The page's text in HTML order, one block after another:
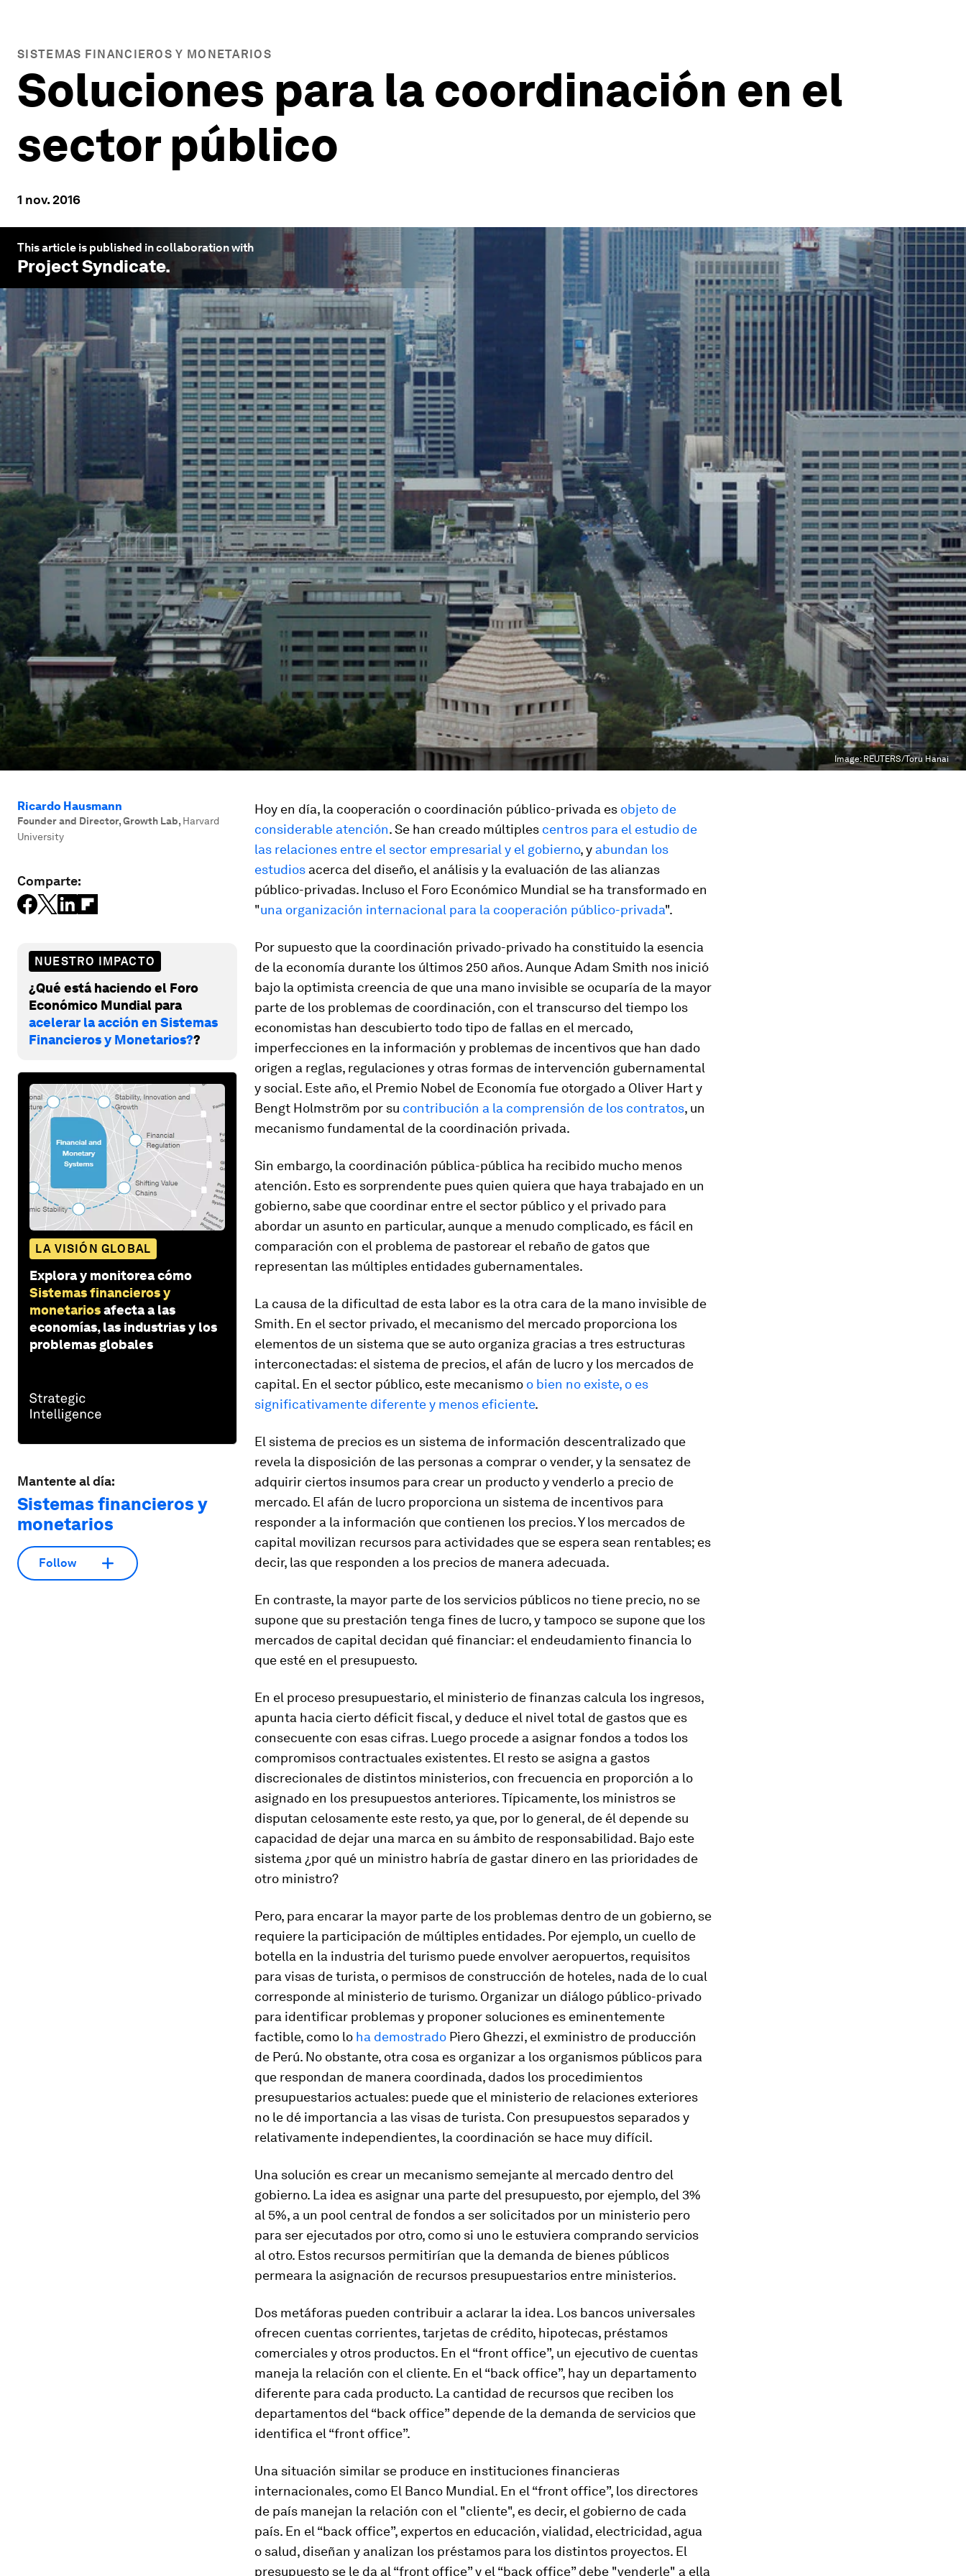
SISTEMAS FINANCIEROS Y MONETARIOS
Soluciones para la coordinación en el
sector público
1 nov. 2016
This article is published in collaboration with
Project Syndicate.
Image: REUTERS/Toru Hanai
Ricardo Hausmann
Founder and Director, Growth Lab, Harvard
University
Comparte:
NUESTRO IMPACTO
¿Qué está haciendo el Foro
Económico Mundial para
acelerar la acción en Sistemas
Financieros y Monetarios??
LA VISIÓN GLOBAL
Explora y monitorea cómo
Sistemas financieros y
monetariosafecta a las
economías, las industrias y los
problemas globales
Mantente al día:
Sistemas financieros y
monetarios
Follow
Hoy en día, la cooperación o coordinación público-privada es objeto de
considerable atención. Se han creado múltiples centros para el estudio de
las relaciones entre el sector empresarial y el gobierno, y abundan los
estudios acerca del diseño, el análisis y la evaluación de las alianzas
público-privadas. Incluso el Foro Económico Mundial se ha transformado en
"una organización internacional para la cooperación público-privada".
Por supuesto que la coordinación privado-privado ha constituido la esencia
de la economía durante los últimos 250 años. Aunque Adam Smith nos inició
bajo la optimista creencia de que una mano invisible se ocuparía de la mayor
parte de los problemas de coordinación, con el transcurso del tiempo los
economistas han descubierto todo tipo de fallas en el mercado,
imperfecciones en la información y problemas de incentivos que han dado
origen a reglas, regulaciones y otras formas de intervención gubernamental
y social. Este año, el Premio Nobel de Economía fue otorgado a Oliver Hart y
Bengt Holmström por su contribución a la comprensión de los contratos, un
mecanismo fundamental de la coordinación privada.
Sin embargo, la coordinación pública-pública ha recibido mucho menos
atención. Esto es sorprendente pues quien quiera que haya trabajado en un
gobierno, sabe que coordinar entre el sector público y el privado para
abordar un asunto en particular, aunque a menudo complicado, es fácil en
comparación con el problema de pastorear el rebaño de gatos que
representan las múltiples entidades gubernamentales.
La causa de la dificultad de esta labor es la otra cara de la mano invisible de
Smith. En el sector privado, el mecanismo del mercado proporciona los
elementos de un sistema que se auto organiza gracias a tres estructuras
interconectadas: el sistema de precios, el afán de lucro y los mercados de
capital. En el sector público, este mecanismo o bien no existe, o es
significativamente diferente y menos eficiente.
El sistema de precios es un sistema de información descentralizado que
revela la disposición de las personas a comprar o vender, y la sensatez de
adquirir ciertos insumos para crear un producto y venderlo a precio de
mercado. El afán de lucro proporciona un sistema de incentivos para
responder a la información que contienen los precios. Y los mercados de
capital movilizan recursos para actividades que se espera sean rentables; es
decir, las que responden a los precios de manera adecuada.
En contraste, la mayor parte de los servicios públicos no tiene precio, no se
supone que su prestación tenga fines de lucro, y tampoco se supone que los
mercados de capital decidan qué financiar: el endeudamiento financia lo
que esté en el presupuesto.
En el proceso presupuestario, el ministerio de finanzas calcula los ingresos,
apunta hacia cierto déficit fiscal, y deduce el nivel total de gastos que es
consecuente con esas cifras. Luego procede a asignar fondos a todos los
compromisos contractuales existentes. El resto se asigna a gastos
discrecionales de distintos ministerios, con frecuencia en proporción a lo
asignado en los presupuestos anteriores. Típicamente, los ministros se
disputan celosamente este resto, ya que, por lo general, de él depende su
capacidad de dejar una marca en su ámbito de responsabilidad. Bajo este
sistema ¿por qué un ministro habría de gastar dinero en las prioridades de
otro ministro?
Pero, para encarar la mayor parte de los problemas dentro de un gobierno, se
requiere la participación de múltiples entidades. Por ejemplo, un cuello de
botella en la industria del turismo puede envolver aeropuertos, requisitos
para visas de turista, o permisos de construcción de hoteles, nada de lo cual
corresponde al ministerio de turismo. Organizar un diálogo público-privado
para identificar problemas y proponer soluciones es eminentemente
factible, como lo ha demostrado Piero Ghezzi, el exministro de producción
de Perú. No obstante, otra cosa es organizar a los organismos públicos para
que respondan de manera coordinada, dados los procedimientos
presupuestarios actuales: puede que el ministerio de relaciones exteriores
no le dé importancia a las visas de turista. Con presupuestos separados y
relativamente independientes, la coordinación se hace muy difícil.
Una solución es crear un mecanismo semejante al mercado dentro del
gobierno. La idea es asignar una parte del presupuesto, por ejemplo, del 3%
al 5%, a un pool central de fondos a ser solicitados por un ministerio pero
para ser ejecutados por otro, como si uno le estuviera comprando servicios
al otro. Estos recursos permitirían que la demanda de bienes públicos
permeara la asignación de recursos presupuestarios entre ministerios.
Dos metáforas pueden contribuir a aclarar la idea. Los bancos universales
ofrecen cuentas corrientes, tarjetas de crédito, hipotecas, préstamos
comerciales y otros productos. En el “front office”, un ejecutivo de cuentas
maneja la relación con el cliente. En el “back office”, hay un departamento
diferente para cada producto. La cantidad de recursos que reciben los
departamentos del “back office” depende de la demanda de servicios que
identifica el “front office”.
Una situación similar se produce en instituciones financieras
internacionales, como El Banco Mundial. En el “front office”, los directores
de país manejan la relación con el "cliente", es decir, el gobierno de cada
país. En el “back office”, expertos en educación, vialidad, electricidad, agua
o salud, diseñan y analizan los préstamos para los distintos proyectos. El
presupuesto se le da al “front office” y el “back office” debe "venderle" a ella